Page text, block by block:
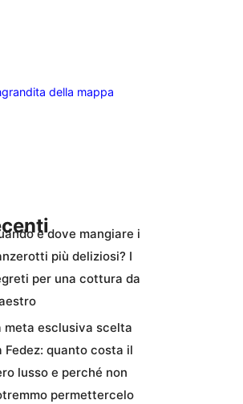
della mappa
e dove mangiare i
più deliziosi? I
per una cottura da
meta esclusiva scelta
Fedez: quanto costa il
lusso e perché non
permettercelo